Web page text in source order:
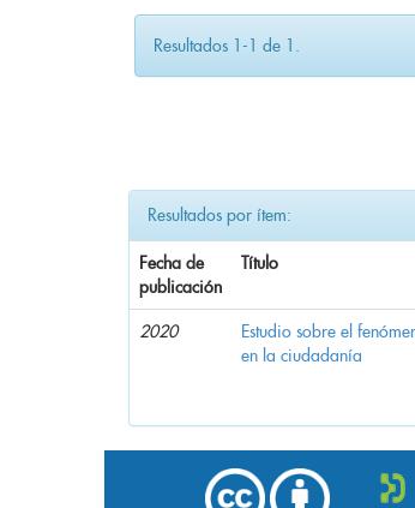
Resultados 1-1 de 1.
Resultados por ítem:
Fecha de
publicación
Título
2020
Estudio sobre el
en la ciudadanía